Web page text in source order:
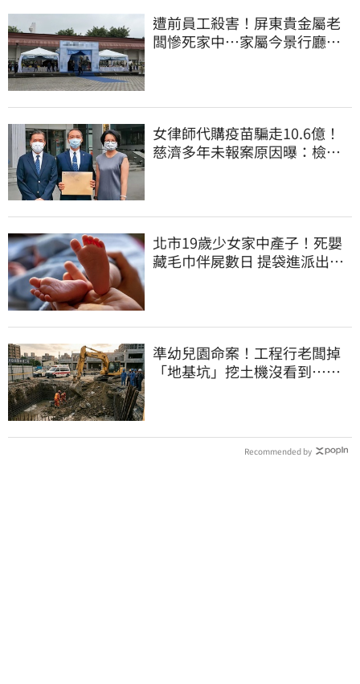
遭前員工殺害！屏東貴金屬老
闆慘死家中…家屬今景行廳低
女律師代購疫苗騙走10.6億！
慈濟多年未報案原因曝：檢警
北市19歲少女家中產子！死嬰
藏毛巾伴屍數日 提袋進派出所
準幼兒園命案！工程行老闆掉
「地基坑」挖土機沒看到…下
Recommended by